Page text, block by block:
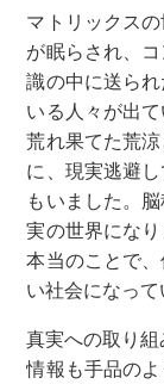
マトリックス
が眠らされ、
識の中に送ら
いる人々が出
荒れ果てた荒
に、現実逃避
もいました。
実の世界にな
本当のことで
い社会になって
真実への取り組
情報も手品の